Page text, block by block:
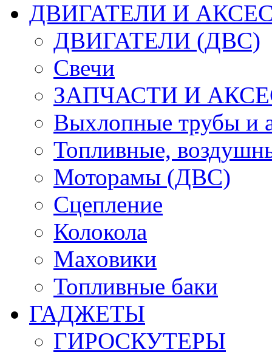
ДВИГАТЕЛИ И
ДВИГАТЕЛИ (ДВС)
Свечи
ЗАПЧАСТИ И
Выхлопные трубы и
Топливные,
Моторамы (ДВС)
Сцепление
Колокола
Маховики
Топливные баки
ГАДЖЕТЫ
ГИРОСКУТЕРЫ